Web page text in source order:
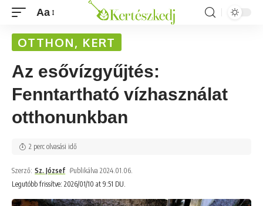
Aa
OTTHON, KERT
Az esővízgyűjtés:
Fenntartható vízhasználat
otthonunkban
Legutóbb frissítve: 2026/01/10 at 9:51 DU.
Szerző: Sz. József Publikálva 2024.01.06.
2 perc olvasási idő